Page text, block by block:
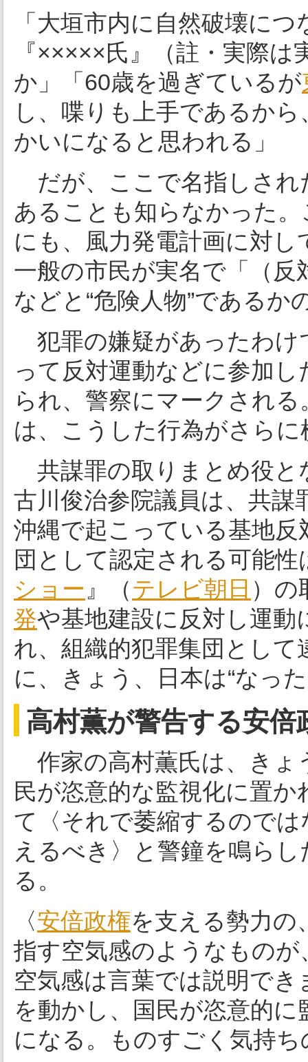
「大垣市内に自然破壊に
『×××××氏』（註・実際
か」「60歳を過ぎているが
し、喋りも上手であるか
かいになると思われる」
だが、ここで名指しされ
あることも知らなかった
にも、風力発電計画に対
一般の市民が実名で「（
などと“危険人物”である
犯罪の嫌疑があったわけ
って反対運動などに参加
られ、警察にマークされ
は、こうした行為がさら
共謀罪の取りまとめ役と
古川俊治参院議員は、共
沖縄で起こっている基地
団として認定される可能
ショー 』（テレビ朝日 ）の
発や基地建設に反対し運動
れ、組織的犯罪集団とし
に、きょう、日本は“なっ
高村薫が警告する安
作家の高村薫氏は、きょ
民が恣意的な監視化に置
て〈それで萎縮するので
えるべき〉と警鐘を鳴ら
る。
〈安倍政権を支える勢力の
指す空気感のようなもの
空気感は言葉では説明で
を動かし、国民が恣意的
になる。ものすごく気持